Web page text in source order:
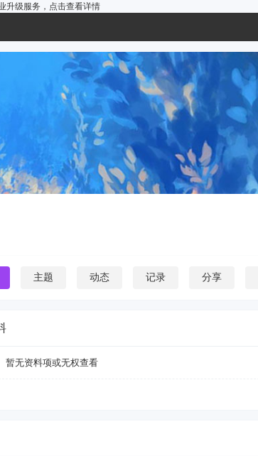
升级服务， 点击查看详情
主题 动态 记录 分享
暂无资料项或无权查看